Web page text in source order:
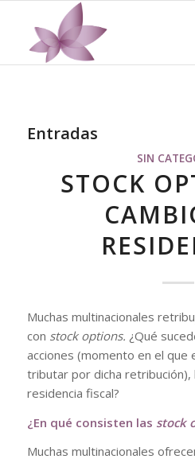
Entradas
SIN
STOCK
Muchas multinacionales
con stock options. ¿Qué
acciones (momento en el que
tributar por dicha retribución),
residencia fiscal?
¿En qué consisten las stock
Muchas multinacionales